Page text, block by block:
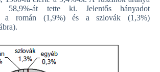
58,9%-át tette ki. Jelentős hányadot
a román (1,9%) és a szlovák (1,3%)